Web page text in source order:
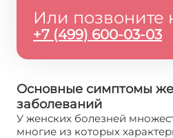
Или позвоните
+7 (499) 600-03-03
Основные симптомы
заболеваний
У женских болезней
многие из которых